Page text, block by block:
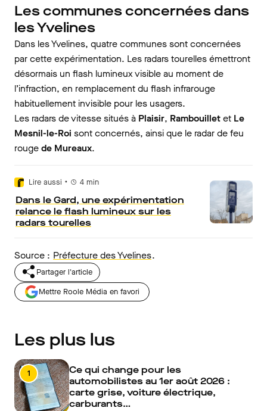
Les communes concernées dans
les Yvelines
Dans les Yvelines, quatre communes sont concernées
par cette expérimentation. Les radars tourelles émettront
désormais un flash lumineux visible au moment de
l’infraction, en remplacement du flash infrarouge
habituellement invisible pour les usagers.
Les radars de vitesse situés à Plaisir, Rambouilletet Le
Mesnil-le-Roi sont concernés, ainsi que le radar de feu
rougede Mureaux.
Lire aussi • 4 min
Dans le Gard, une expérimentation
relance le flash lumineux sur les
radars tourelles
Source : Préfecture des Yvelines.
Partager l'article
Mettre Roole Média en favori
Les plus lus
1
Ce qui change pour les
automobilistes au 1er août 2026 :
carte grise, voiture électrique,
carburants…